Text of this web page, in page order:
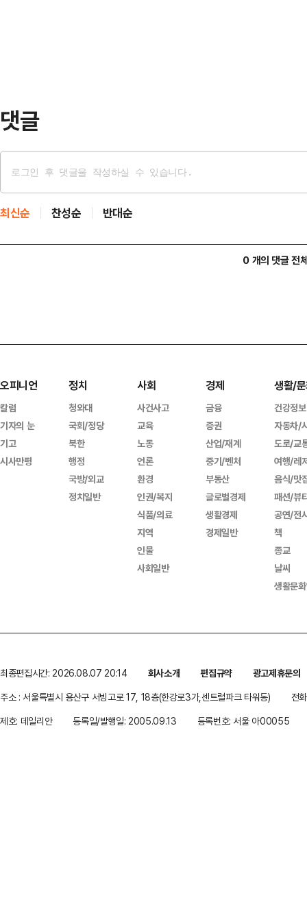
댓글
최신순 찬성순 반대순
0 개의 댓글 전
오피니언
칼럼
기자의 눈
기고
시사만평
정치
청와대
국회/정당
북한
행정
국방/외교
정치일반
사회
사건사고
교육
노동
언론
환경
인권/복지
식품/의료
지역
인물
사회일반
경제
금융
증권
산업/재계
중기/벤처
부동산
글로벌경제
생활경제
경제일반
생활/
건강정보
자동차/
도로/교
여행/레
음식/맛
패션/뷰
공연/전
책
종교
날씨
생활문
최종편집시간: 2026.08.07 20:14 회사소개 편집규약
광고제휴문의
주소 : 서울특별시 용산구 서빙고로 17, 18층(한강로3가,센트럴파크 타워동)
전
제호: 데일리안
등록일/발행일: 2005.09.13 등록번호: 서울 아00055